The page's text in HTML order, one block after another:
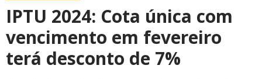
IPTU 2024: Cota única com
vencimento em fevereiro
terá desconto de 7%